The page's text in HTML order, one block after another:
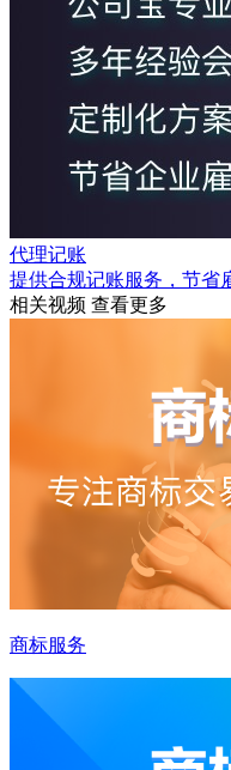
代理记账
提供合规记账服务，节省
相关视频 查看更多
商标服务